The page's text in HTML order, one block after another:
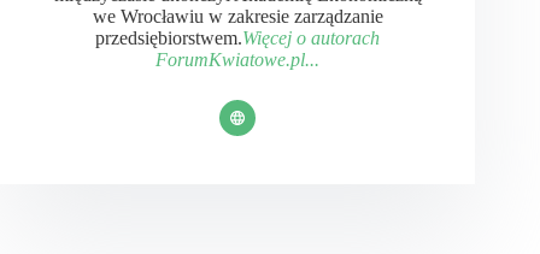
we Wrocławiu w zakresie zarządzanie
przedsiębiorstwem.Więcej o autorach
ForumKwiatowe.pl...